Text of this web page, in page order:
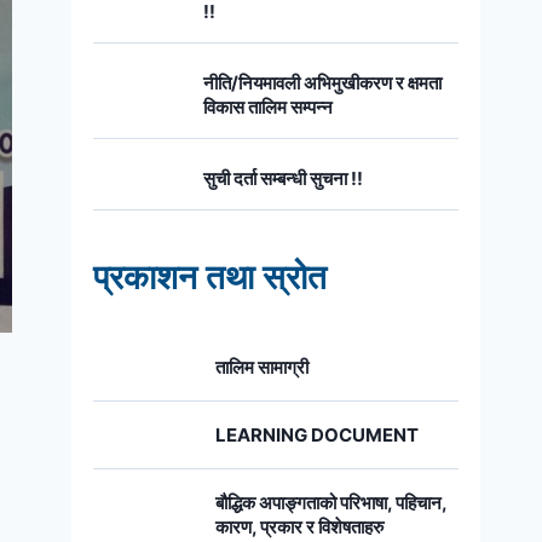
!!
नीति/नियमावली अभिमुखीकरण र क्षमता
विकास तालिम सम्पन्न
सुची दर्ता सम्बन्धी सुचना !!
प्रकाशन तथा स्रोत
तालिम सामाग्री
LEARNING DOCUMENT
बौद्धिक अपाङ्गताको परिभाषा, पहिचान,
कारण, प्रकार र विशेषताहरु